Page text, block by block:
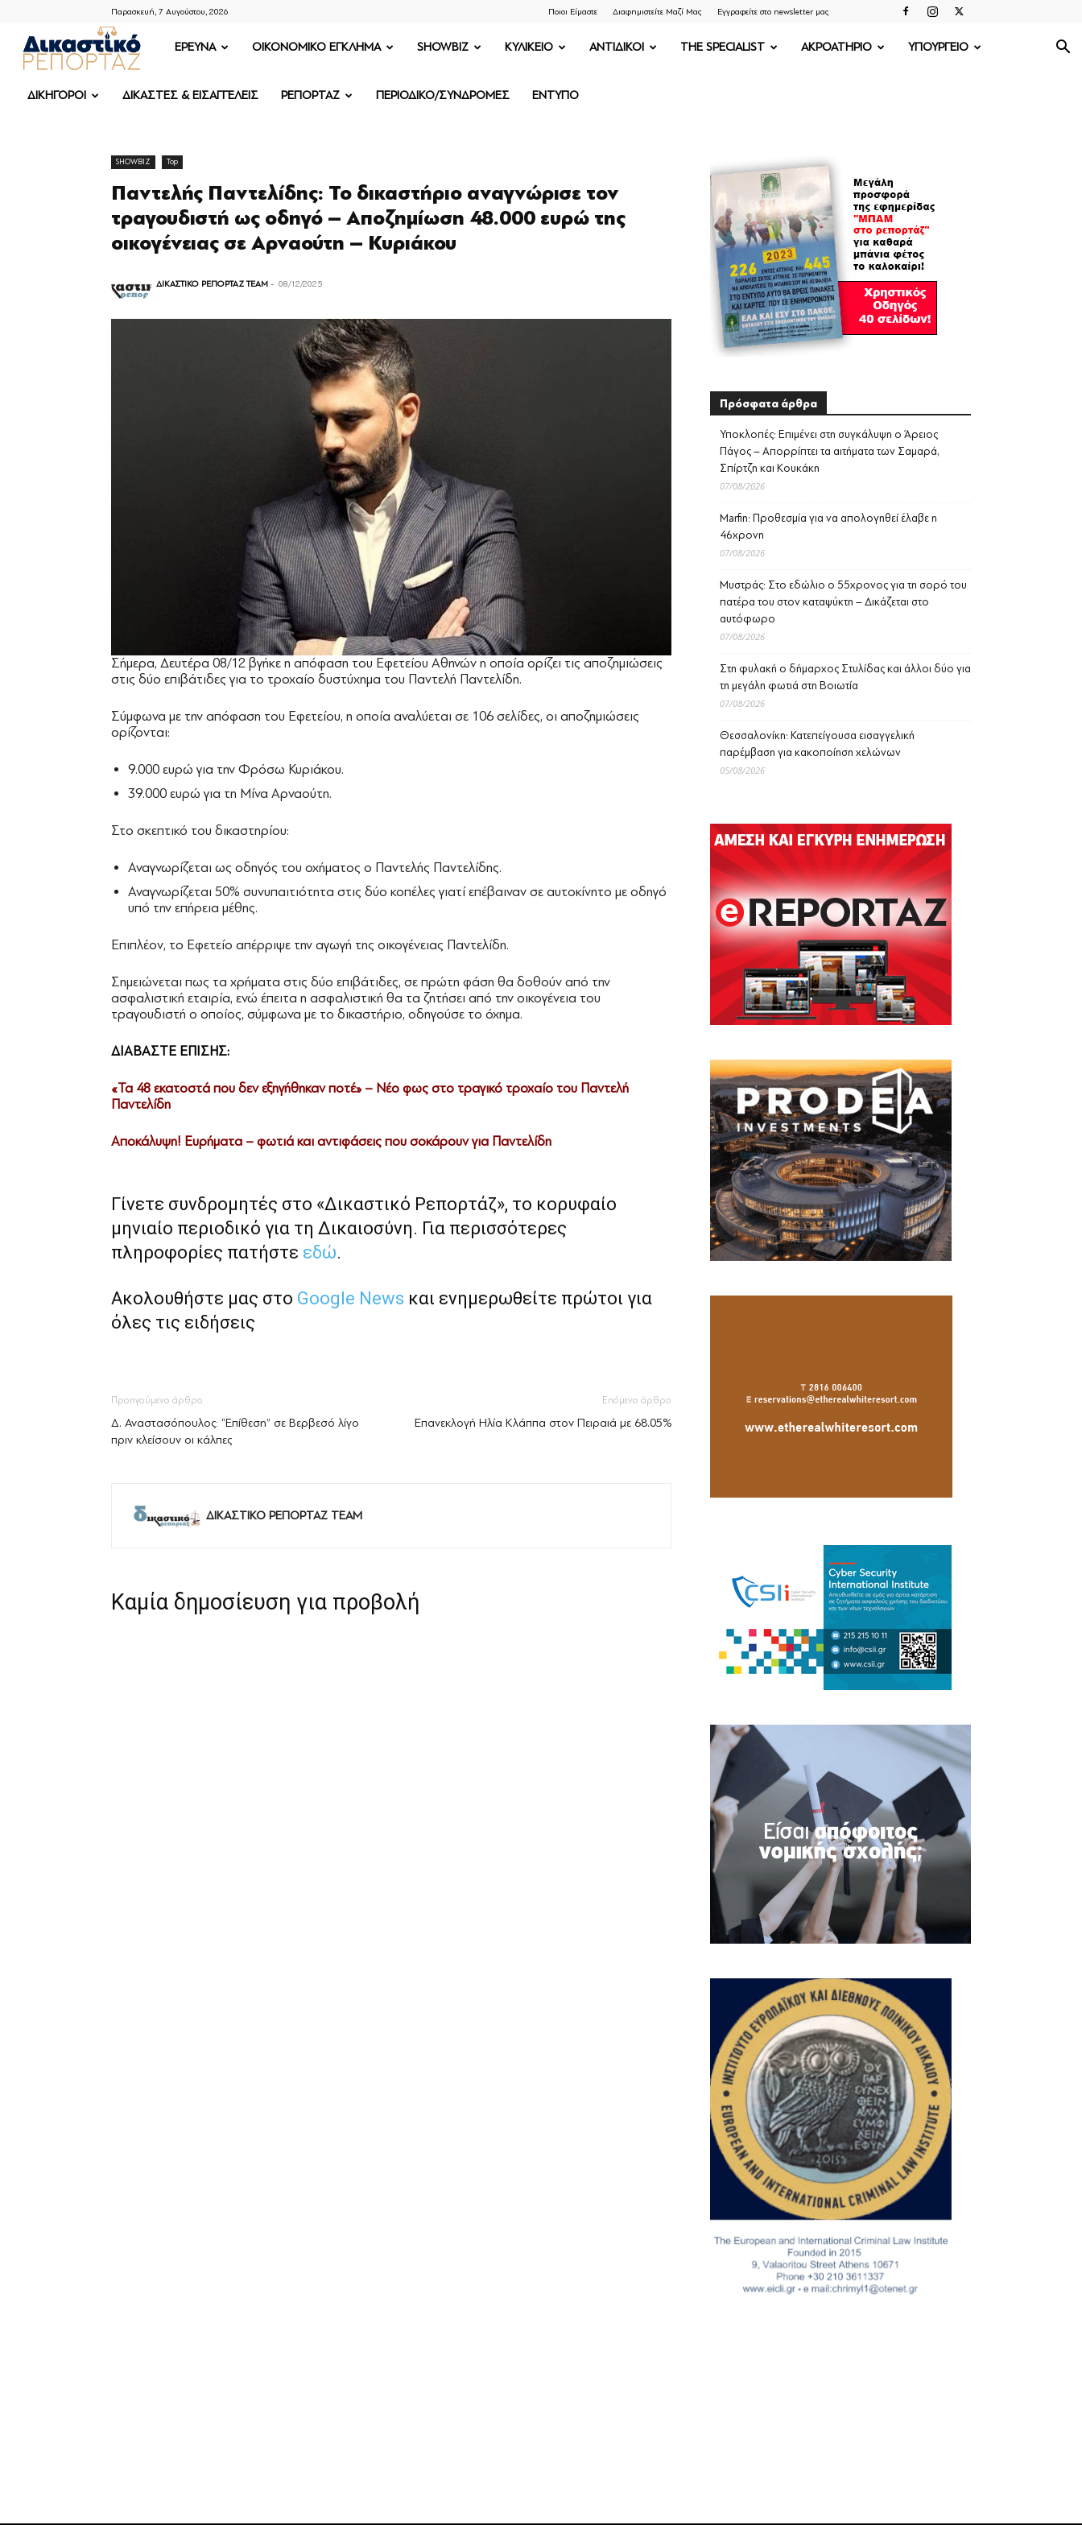
Παρασκευή, 7 Αυγούστου, 2026 Ποιοι Είμαστε Διαφημιστείτε Μαζί Μας Εγγραφείτε στο newsletter μας
ΔΙΚΑΣΤΙΚΟ
ΡΕΠΟΡΤΑΖ
ΕΡΕΥΝΑ OIKONOMIKO ΕΓΚΛΗΜΑ SHOWBIZ ΚΥΛΙΚΕΙΟ ΑΝΤΙΔΙΚΟΙ THE SPECIALIST ΑΚΡΟΑΤΗΡΙΟ ΥΠΟΥΡΓΕΙΟ
ΔΙΚΗΓΟΡΟΙ ΔΙΚΑΣΤΕΣ & ΕΙΣΑΓΓΕΛΕΙΣ ΡΕΠΟΡΤΑΖ ΠΕΡΙΟΔΙΚΟ/ΣΥΝΔΡΟΜΕΣ ΕΝΤΥΠΟ
SHOWBIZ Top
Παντελής Παντελίδης: Το δικαστήριο αναγνώρισε τον
τραγουδιστή ως οδηγό – Αποζημίωση 48.000 ευρώ της
οικογένειας σε Αρναούτη – Κυριάκου
ΔΙΚΑΣΤΙΚΟ ΡΕΠΟΡΤΑΖ TEAM - 08/12/2025
Σήμερα, Δευτέρα 08/12 βγήκε η απόφαση του Εφετείου Αθηνών η οποία ορίζει τις αποζημιώσεις
στις δύο επιβάτιδες για το τροχαίο δυστύχημα του Παντελή Παντελίδη.
Σύμφωνα με την απόφαση του Εφετείου, η οποία αναλύεται σε 106 σελίδες, οι αποζημιώσεις
ορίζονται:
9.000 ευρώ για την Φρόσω Κυριάκου.
39.000 ευρώ για τη Μίνα Αρναούτη.
Στο σκεπτικό του δικαστηρίου:
Αναγνωρίζεται ως οδηγός του οχήματος ο Παντελής Παντελίδης.
Αναγνωρίζεται 50% συνυπαιτιότητα στις δύο κοπέλες γιατί επέβαιναν σε αυτοκίνητο με οδηγό
υπό την επήρεια μέθης.
Επιπλέον, το Εφετείο απέρριψε την αγωγή της οικογένειας Παντελίδη.
Σημειώνεται πως τα χρήματα στις δύο επιβάτιδες, σε πρώτη φάση θα δοθούν από την
ασφαλιστική εταιρία, ενώ έπειτα η ασφαλιστική θα τα ζητήσει από την οικογένεια του
τραγουδιστή ο οποίος, σύμφωνα με το δικαστήριο, οδηγούσε το όχημα.
ΔΙΑΒΑΣΤΕ ΕΠΙΣΗΣ:
«Τα 48 εκατοστά που δεν εξηγήθηκαν ποτέ» – Νέο φως στο τραγικό τροχαίο του Παντελή
Παντελίδη
Αποκάλυψη! Ευρήματα – φωτιά και αντιφάσεις που σοκάρουν για Παντελίδη
Γίνετε συνδρομητές στο «Δικαστικό Ρεπορτάζ», το κορυφαίο
μηνιαίο περιοδικό για τη Δικαιοσύνη. Για περισσότερες
πληροφορίες πατήστε εδώ.
Ακολουθήστε μας στο Google News και ενημερωθείτε πρώτοι για
όλες τις ειδήσεις
Προηγούμενο άρθρο
Δ. Αναστασόπουλος: “Επίθεση” σε Βερβεσό λίγο
πριν κλείσουν οι κάλπες
Επόμενο άρθρο
Επανεκλογή Ηλία Κλάππα στον Πειραιά με 68.05%
ΔΙΚΑΣΤΙΚΟ ΡΕΠΟΡΤΑΖ TEAM
Καμία δημοσίευση για προβολή
Πρόσφατα άρθρα
Υποκλοπές: Επιμένει στη συγκάλυψη ο Άρειος
Πάγος – Απορρίπτει τα αιτήματα των Σαμαρά,
Σπίρτζη και Κουκάκη
07/08/2026
Marfin: Προθεσμία για να απολογηθεί έλαβε η
46χρονη
07/08/2026
Μυστράς: Στο εδώλιο ο 55χρονος για τη σορό του
πατέρα του στον καταψύκτη – Δικάζεται στο
αυτόφωρο
07/08/2026
Στη φυλακή ο δήμαρχος Στυλίδας και άλλοι δύο για
τη μεγάλη φωτιά στη Βοιωτία
07/08/2026
Θεσσαλονίκη: Κατεπείγουσα εισαγγελική
παρέμβαση για κακοποίηση χελώνων
05/08/2026